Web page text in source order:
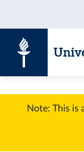
Note: This is